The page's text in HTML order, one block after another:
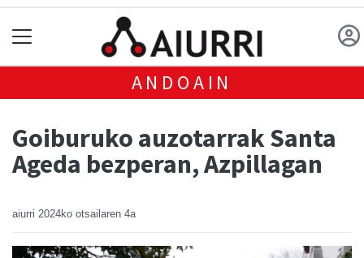
ANDOAIN
Goiburuko auzotarrak Santa
Ageda bezperan, Azpillagan
aiurri 2024ko otsailaren 4a